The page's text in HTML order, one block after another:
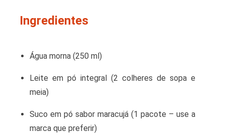
Ingredientes
Água morna (250 ml)
Leite em pó integral (2 colheres de sopa e
meia)
Suco em pó sabor maracujá (1 pacote – use a
marca que preferir)